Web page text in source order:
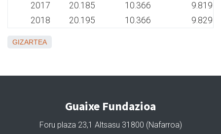
2017
20.185 10.366
9.819
2018
20.195 10.366 9.829
GIZARTEA
Guaixe Fundazioa
Foru plaza 23,1 Altsasu 31800 (Nafarroa)